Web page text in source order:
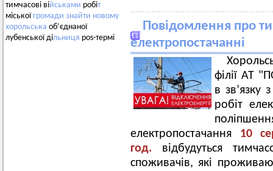
тимчасові військами робіт
міськоїгромади знайти новому
хорольська об’єднаної
лубенської дільниця pos-термі
Повідомлення про
електропостачанні
філії АТ
в зв’язку
робіт
електропостачання
10
год. відбудуться
споживачів, які